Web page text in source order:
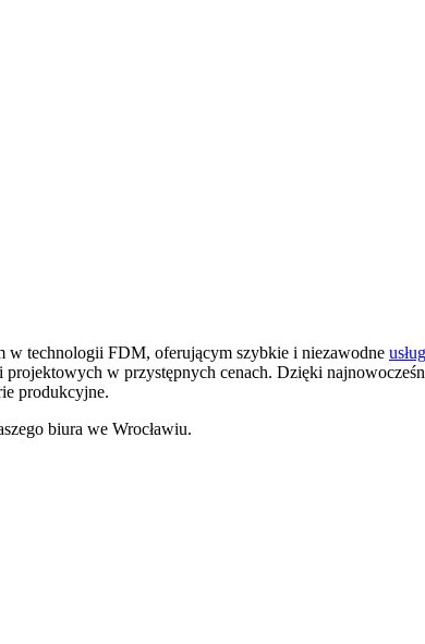
w technologii FDM, oferującym szybkie i niezawodne
w przystępnych cenach. Dzięki
produkcyjne.
biura we Wrocławiu.